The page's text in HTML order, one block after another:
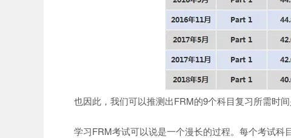
也因此，我们可以推测出FRM的9个科目复习所需时间
学习FRM考试可以说是一个漫长的过程。每个考试科